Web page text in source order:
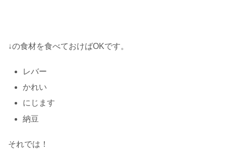
↓の食材を食べておけばOKです。
レバー
かれい
にじます
納豆
それでは！